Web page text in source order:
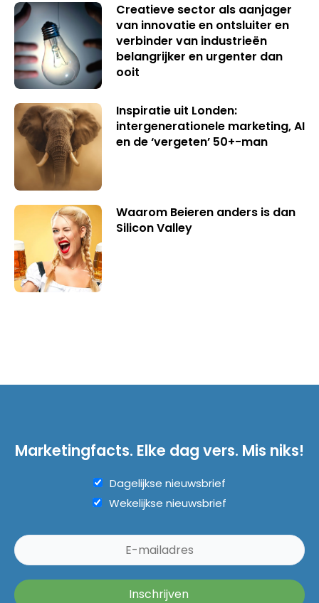
Creatieve sector als aanjager
van innovatie en ontsluiter en
verbinder van industrieën
belangrijker en urgenter dan
ooit
Inspiratie uit Londen:
intergenerationele marketing, AI
en de ‘vergeten’ 50+-man
Waarom Beieren anders is dan
Silicon Valley
Marketingfacts. Elke dag vers. Mis niks!
Dagelijkse nieuwsbrief
Wekelijkse nieuwsbrief